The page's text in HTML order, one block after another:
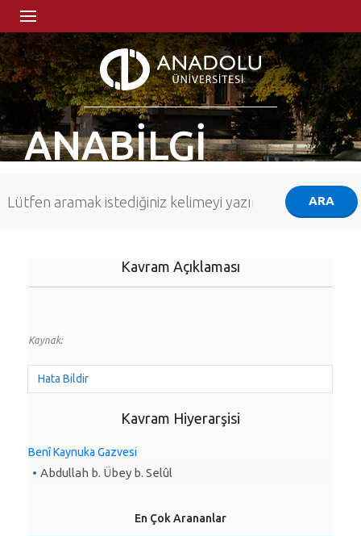
ANABİLGİ
Kavram Açıklaması
Kaynak:
Hata Bildir
Kavram Hiyerarşisi
Benî Kaynuka Gazvesi
Abdullah b. Übey b. Selûl
En Çok Arananlar